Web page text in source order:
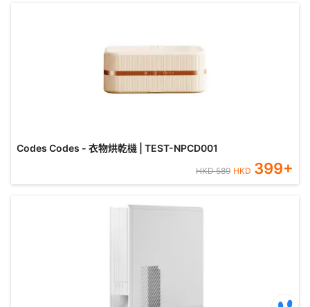
Codes Codes - 衣物烘乾機 | TEST-NPCD001
HKD589 HKD 399+